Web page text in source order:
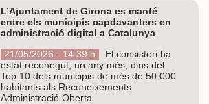
L’Ajuntament de Girona es manté
entre els municipis capdavanters en
administració digital a Catalunya
21/05/2026 - 14.39 h
El consistori ha
estat reconegut, un any més, dins del
Top 10 dels municipis de més de 50.000
habitants als Reconeixements
Administració Oberta